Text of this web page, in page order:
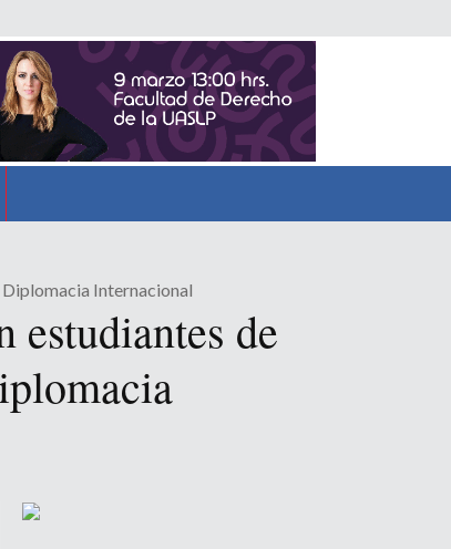
Diplomacia Internacional
estudiantes de